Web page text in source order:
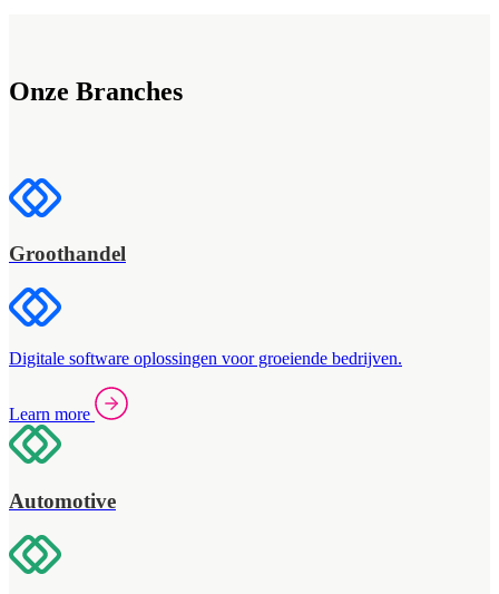
Onze Branches
Groothandel
Digitale software oplossingen voor groeiende bedrijven.
Learn more
Automotive